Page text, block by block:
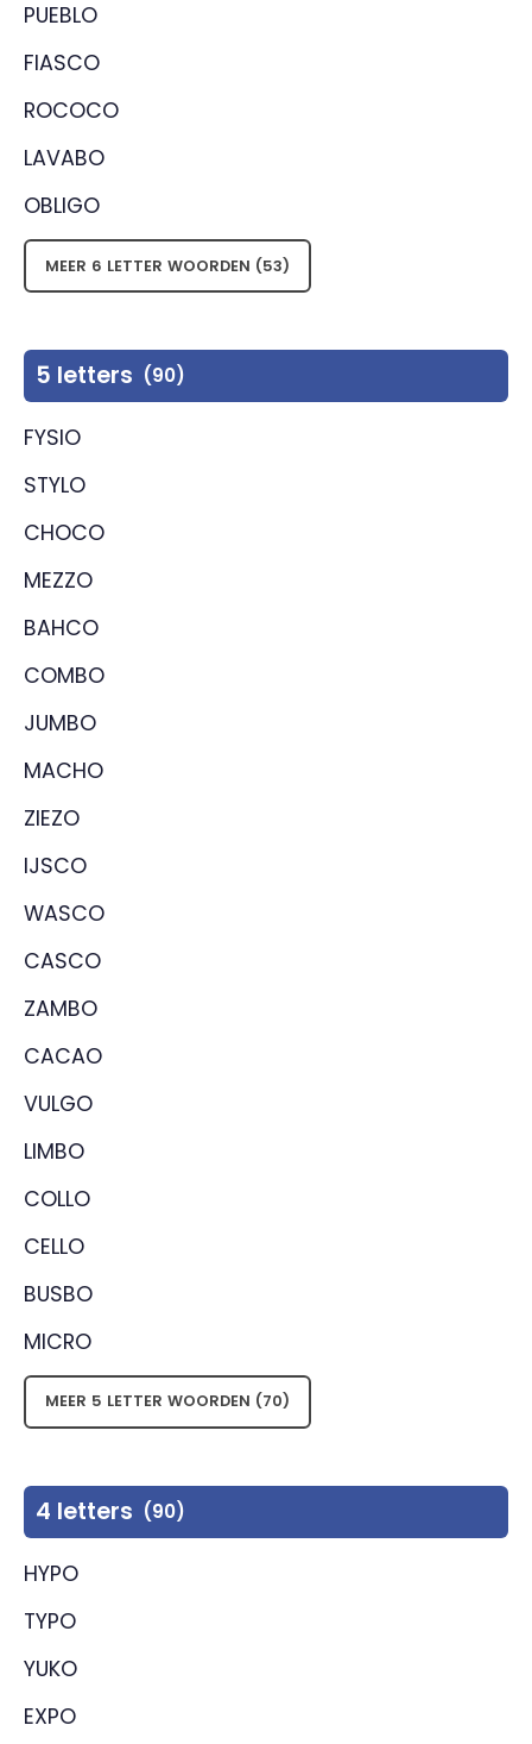
PUEBLO
FIASCO
ROCOCO
LAVABO
OBLIGO
MEER 6 LETTER WOORDEN (53)
5 letters (90)
FYSIO
STYLO
CHOCO
MEZZO
BAHCO
COMBO
JUMBO
MACHO
ZIEZO
IJSCO
WASCO
CASCO
ZAMBO
CACAO
VULGO
LIMBO
COLLO
CELLO
BUSBO
MICRO
MEER 5 LETTER WOORDEN (70)
4 letters (90)
HYPO
TYPO
YUKO
EXPO